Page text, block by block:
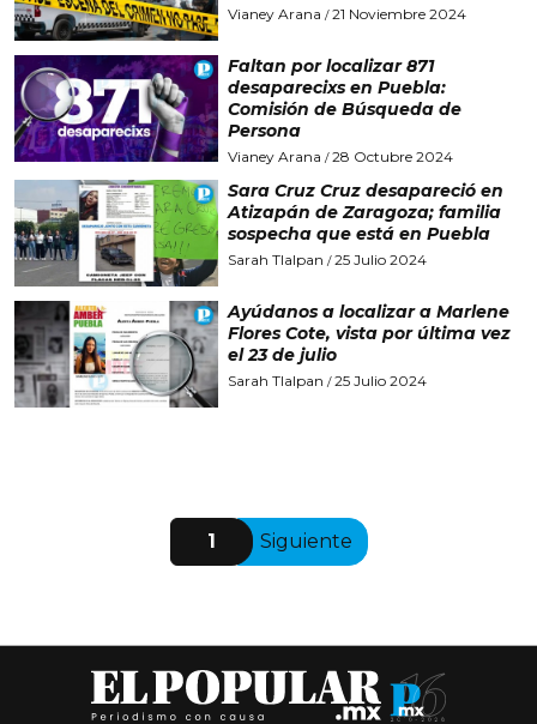
Vianey Arana /21 Noviembre 2024
Faltan por localizar 871
desaparecixs en Puebla:
Comisión de Búsqueda de
Persona
Vianey Arana /28 Octubre 2024
Sara Cruz Cruz desapareció en
Atizapán de Zaragoza; familia
sospecha que está en Puebla
Sarah Tlalpan /25 Julio 2024
Ayúdanos a localizar a Marlene
Flores Cote, vista por última vez
el 23 de julio
Sarah Tlalpan /25 Julio 2024
1 Siguiente